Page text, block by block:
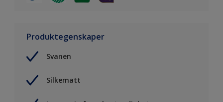
Produktegenskaper
Svanen
Silkematt